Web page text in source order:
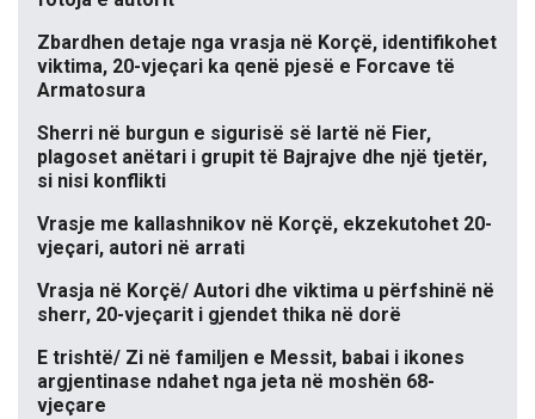
Zbardhen detaje nga vrasja në Korçë, identifikohet
viktima, 20-vjeçari ka qenë pjesë e Forcave të
Armatosura
Sherri në burgun e sigurisë së lartë në Fier,
plagoset anëtari i grupit të Bajrajve dhe një tjetër,
si nisi konflikti
Vrasje me kallashnikov në Korçë, ekzekutohet 20-
vjeçari, autori në arrati
Vrasja në Korçë/ Autori dhe viktima u përfshinë në
sherr, 20-vjeçarit i gjendet thika në dorë
E trishtë/ Zi në familjen e Messit, babai i ikones
argjentinase ndahet nga jeta në moshën 68-
vjeçare